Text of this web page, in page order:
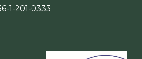
1-201-0333